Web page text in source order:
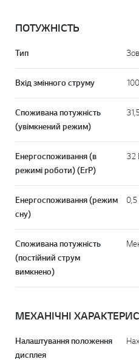
ПОТУЖНІСТЬ
Тип
Вхід змінного струму
Споживана потужність
(увімкнений режим)
Енергоспоживання (в
режимі роботи) (ErP)
32
Енергоспоживання (режим
сну)
Споживана потужність
(постійний струм
вимкнено)
МЕХАНІЧНІ
Налаштування положення
дисплея